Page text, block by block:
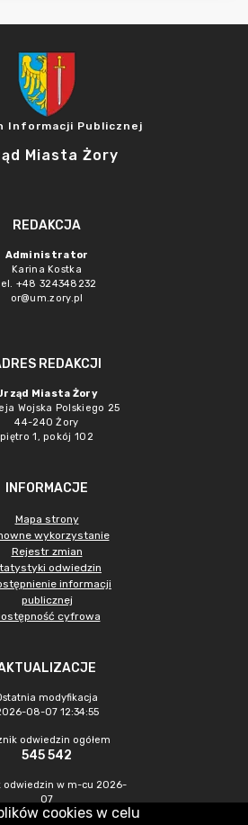
Informacji Publicznej
Miasta Żory
REDAKCJA
Administrator
Karina Kostka
+48 324348232
or@um.zory.pl
REDAKCJI
Miasta Żory
Wojska Polskiego 25
44-240 Żory
piętro 1, pokój 102
INFORMACJE
Mapa strony
wykorzystanie
Rejestr zmian
odwiedzin
informacji
publicznej
cyfrowa
modyfikacja
08-07 12:34:55
odwiedzin ogółem
545 542
odwiedzin w m-cu 2026-
07
1 558
cookies w celu